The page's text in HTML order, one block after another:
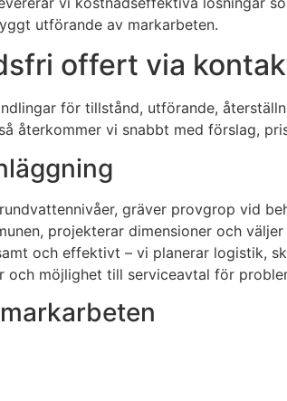
utförande av markarbeten.
offert via
för tillstånd, utförande,
återkommer vi snabbt med förslag,
gräver provgrop vid
projekterar dimensioner och
och effektivt – vi planerar logistik,
möjlighet till serviceavtal för